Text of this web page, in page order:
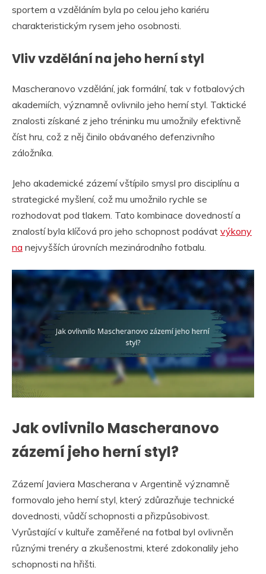
sportem a vzděláním byla po celou jeho kariéru
charakteristickým rysem jeho osobnosti.
Vliv vzdělání na jeho herní styl
Mascheranovo vzdělání, jak formální, tak v fotbalových
akademiích, významně ovlivnilo jeho herní styl. Taktické
znalosti získané z jeho tréninku mu umožnily efektivně
číst hru, což z něj činilo obávaného defenzivního
záložníka.
Jeho akademické zázemí vštípilo smysl pro disciplínu a
strategické myšlení, což mu umožnilo rychle se
rozhodovat pod tlakem. Tato kombinace dovedností a
znalostí byla klíčová pro jeho schopnost podávat výkony
na nejvyšších úrovních mezinárodního fotbalu.
Jak ovlivnilo Mascheranovo
zázemí jeho herní styl?
Zázemí Javiera Mascherana v Argentině významně
formovalo jeho herní styl, který zdůrazňuje technické
dovednosti, vůdčí schopnosti a přizpůsobivost.
Vyrůstající v kultuře zaměřené na fotbal byl ovlivněn
různými trenéry a zkušenostmi, které zdokonalily jeho
schopnosti na hřišti.